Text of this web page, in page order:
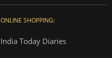
ONLINE SHOPPING:
India Today Diaries